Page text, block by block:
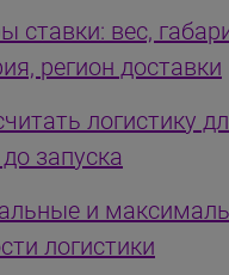
ставки: вес,
регион доставки
логистику
запуска
и
логистики